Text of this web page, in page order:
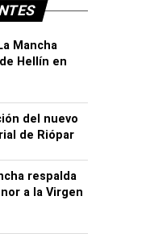
Mancha
Hellín en
del nuevo
de Riópar
respalda
a la Virgen